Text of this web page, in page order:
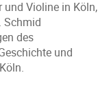
und Violine in Köln,
Schmid
des
und